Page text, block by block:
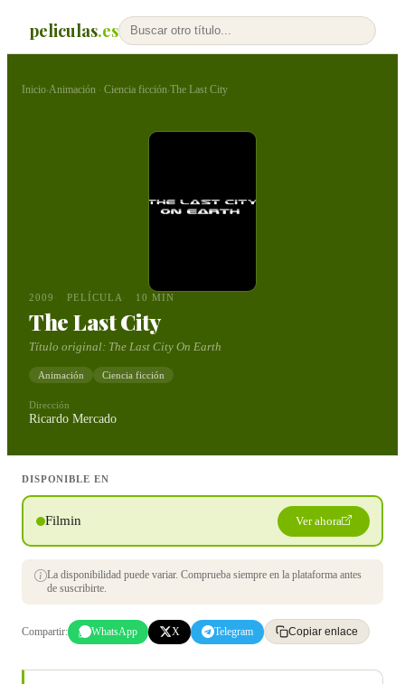
peliculas.es
Inicio›Animación · Ciencia ficción›The Last City
2009 PELÍCULA 10 MIN
The Last City
Título original: The Last City On Earth
Animación Ciencia ficción
Dirección
Ricardo Mercado
DISPONIBLE EN
Filmin Ver ahora
La disponibilidad puede variar. Comprueba siempre en la plataforma antes
de suscribirte.
Compartir: WhatsApp X Telegram Copiar enlace